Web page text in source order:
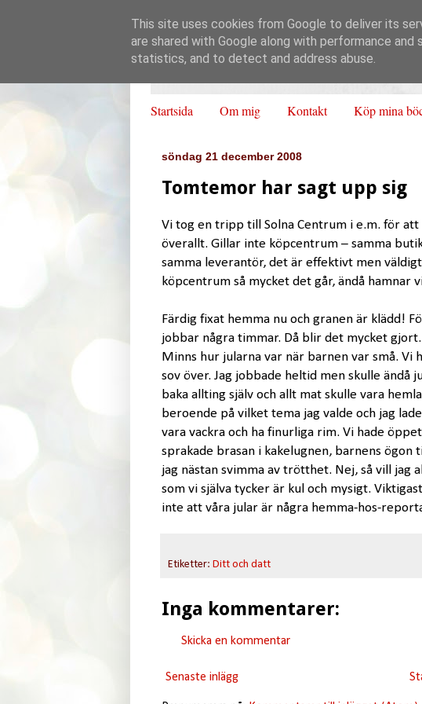
Startsida Om mig Kontakt Köp mina
söndag 21 december 2008
Tomtemor har sagt upp sig
Vi tog en tripp till Solna Centrum i e.m. för
överallt. Gillar inte köpcentrum – samma
samma leverantör, det är effektivt men
köpcentrum så mycket det går, ändå
Färdig fixat hemma nu och granen är klädd!
jobbar några timmar. Då blir det mycket gjort.
Minns hur jularna var när barnen var små. Vi
sov över. Jag jobbade heltid men skulle ändå
baka allting själv och allt mat skulle vara
beroende på vilket tema jag valde och jag
vara vackra och ha finurliga rim. Vi hade
sprakade brasan i kakelugnen, barnens
jag nästan svimma av trötthet. Nej, så vill jag
som vi själva tycker är kul och mysigt.
inte att våra jular är några hemma-hos-
Etiketter: Ditt och datt
Inga kommentarer:
Skicka en kommentar
Senaste inlägg
This site uses cookies from Google to deliver its
are shared with Google along with performance
statistics, and to detect and address abuse.